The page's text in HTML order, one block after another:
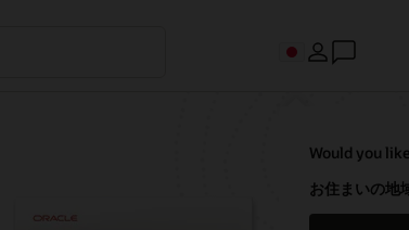
Would you
お住まいの地